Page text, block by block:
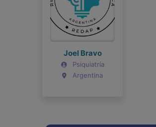
Joel Bravo
Psiquiatría
Argentina